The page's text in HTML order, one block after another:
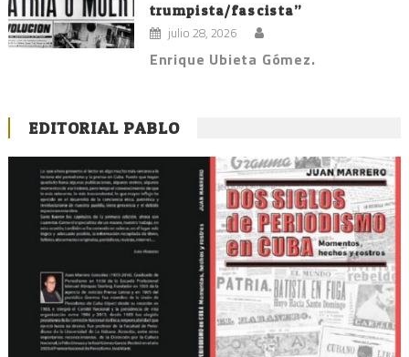
trumpista/fascista”
julio 28, 2026
Enrique Ubieta Gómez.
EDITORIAL PABLO